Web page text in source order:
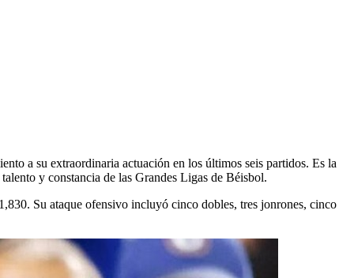
a su extraordinaria actuación en los últimos seis partidos. Es la
y constancia de las Grandes Ligas de Béisbol.
Su ataque ofensivo incluyó cinco dobles, tres jonrones, cinco